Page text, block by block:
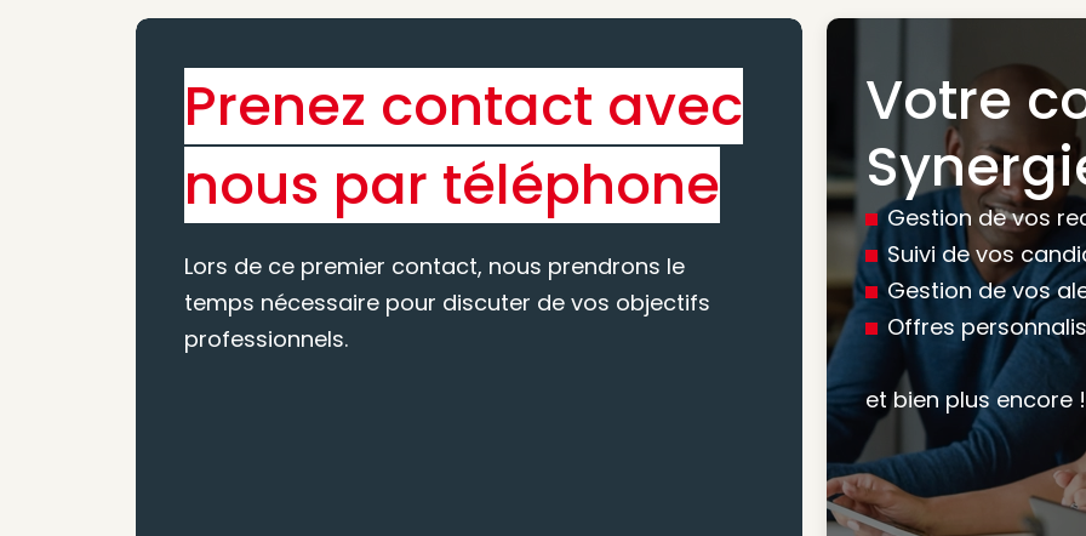
Prenez contact avec
nous par téléphone
Lors de ce premier contact, nous prendrons le
temps nécessaire pour discuter de vos objectifs
professionnels.
Nous vous
votre recherche,
mesure pour
atteindre vos
Votre
Gestion de vos
Suivi de vos
Gestion de vos
Offres
et bien plus encore !